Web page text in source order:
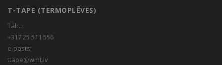
T-TAPE (TERMOPLĒVES)
Tālr.:
+317 25 511 556
e-pasts:
ttape@wmt.lv